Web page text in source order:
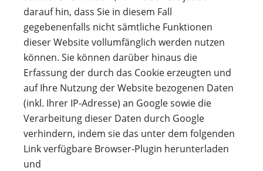
darauf hin, dass Sie in diesem Fall
gegebenenfalls nicht sämtliche Funktionen
dieser Website vollumfänglich werden nutzen
können. Sie können darüber hinaus die
Erfassung der durch das Cookie erzeugten und
auf Ihre Nutzung der Website bezogenen Daten
(inkl. Ihrer IP-Adresse) an Google sowie die
Verarbeitung dieser Daten durch Google
verhindern, indem sie das unter dem folgenden
Link verfügbare Browser-Plugin herunterladen
und